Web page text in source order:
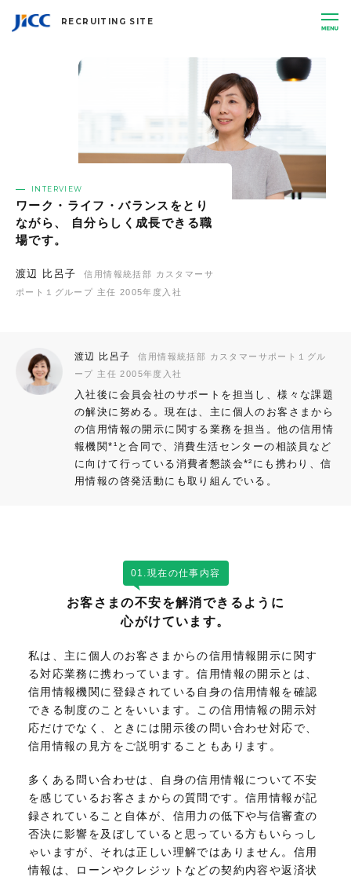
JICC 指定信用情報機関 株
RECRUITING SITE
INTERVIEW
ワーク・ライフ・バランスをとり
ながら、 自分らしく成長できる職
場です。
渡辺 比呂子
信用情報統括部 カスタマーサ
ポート１グループ 主任 2005年度入社
渡辺 比呂子
信用情報統括部 カスタマーサポート１グル
ープ 主任 2005年度入社
入社後に会員会社のサポートを担当し、様々な課題
の解決に努める。現在は、主に個人のお客さまから
の信用情報の開示に関する業務を担当。他の信用情
報機関*¹と合同で、消費生活センターの相談員など
に向けて行っている消費者懇談会*²にも携わり、信
用情報の啓発活動にも取り組んでいる。
01.現在の仕事内容
お客さまの不安を解消できるように
心がけています。
私は、主に個人のお客さまからの信用情報開示に関す
る対応業務に携わっています。信用情報の開示とは、
信用情報機関に登録されている自身の信用情報を確認
できる制度のことをいいます。この信用情報の開示対
応だけでなく、ときには開示後の問い合わせ対応で、
信用情報の見方をご説明することもあります。
多くある問い合わせは、自身の信用情報について不安
を感じているお客さまから の質問です。信用情報が記
録されていること自体が、信用力の低下や与信審査の
否決に影響を及ぼしていると思っている方もいらっし
ゃいますが、それは正しい理解ではありません。信用
情報は、ローンやクレジットなどの契約内容や返済状